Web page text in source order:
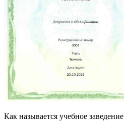
Как называется учебное